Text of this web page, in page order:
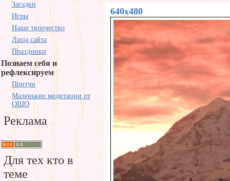
Загадки
Игры
Наше творчество
Лица сайта
Праздники
Познаем себя и
рефлексируем
Притчи
Маленькие медитации от
ОШО
Реклама
Для тех кто в
теме
640x480